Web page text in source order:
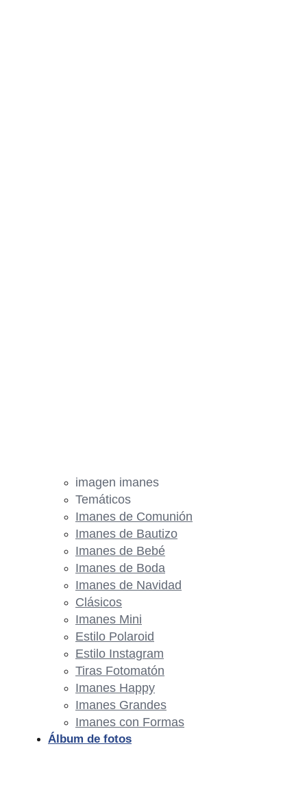
imagen imanes
Temáticos
Imanes de Comunión
Imanes de Bautizo
Imanes de Bebé
Imanes de Boda
Imanes de Navidad
Clásicos
Imanes Mini
Estilo Polaroid
Estilo Instagram
Tiras Fotomatón
Imanes Happy
Imanes Grandes
Imanes con Formas
Álbum de fotos